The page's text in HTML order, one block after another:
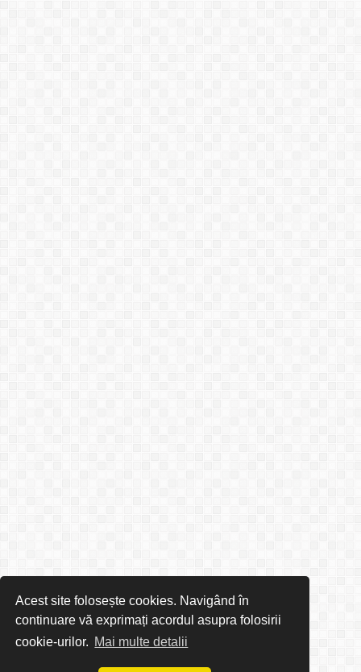
Acest site folosește cookies. Navigând în
continuare vă exprimați acordul asupra folosirii
cookie-urilor. Mai multe detalii